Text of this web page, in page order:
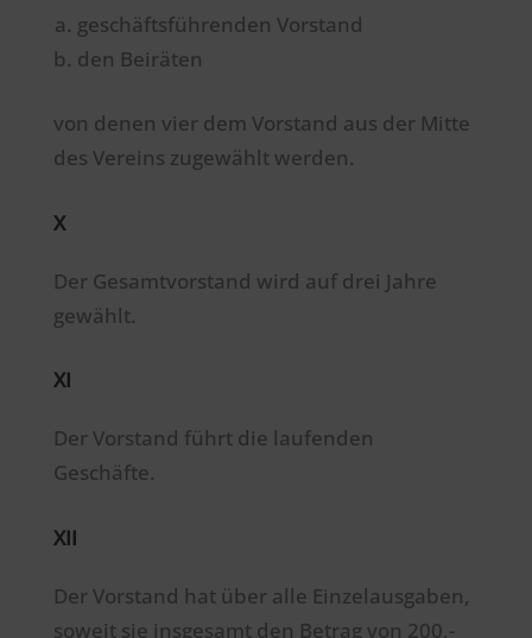
geschäftsführenden Vorstand
den Beiräten
von denen vier dem Vorstand aus der Mitte
des Vereins zugewählt werden.
X
Der Gesamtvorstand wird auf drei Jahre
gewählt.
XI
Der Vorstand führt die laufenden
Geschäfte.
XII
Der Vorstand hat über alle Einzelausgaben,
soweit sie insgesamt den Betrag von 200,-